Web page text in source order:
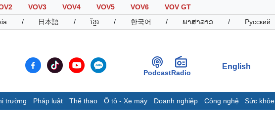
VOV3 VOV4 VOV5 VOV6
VOV GT
/ 日本語 / ខ្មែរ / 한국어 / ພາສາລາວ / Русский
PodcastRadio
English
trường Pháp luật Thể thao Ô tô - Xe máy Doanh nghiệp Công nghệ Sức khỏe